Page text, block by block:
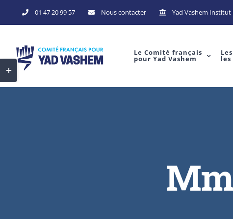
to
01 47 20 99 57 Nous contacter Yad Vashem
Le Comité français
pour Yad Vashem
Toggle
Sliding